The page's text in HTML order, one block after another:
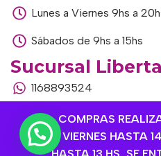
COMPRAS
VIERNES HASTA
Lunes a Viernes 9hs a
Sábados de 9hs a 15hs
Sucursal
1168893524
Av. del Libertador 1915,
Buenos Aires